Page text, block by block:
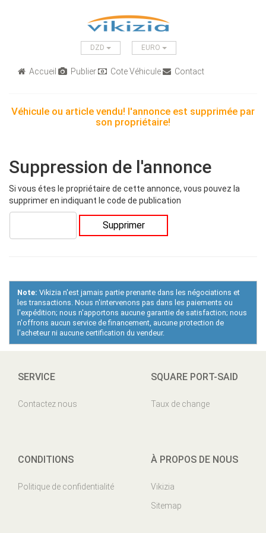
DZD EURO
Accueil Publier Cote Véhicule Contact
Véhicule ou article vendu! l'annonce est supprimée par
son propriétaire!
Suppression de l'annonce
Si vous étes le propriétaire de cette annonce, vous pouvez la
supprimer en indiquant le code de publication
Supprimer
Note: Vikizia n'est jamais partie prenante dans les négociations et
les transactions. Nous n'intervenons pas dans les paiements ou
l'expédition; nous n'apportons aucune garantie de satisfaction; nous
n'offrons aucun service de financement, aucune protection de
l'acheteur ni aucune certification du vendeur.
SERVICE
Contactez nous
SQUARE PORT-SAID
Taux de change
CONDITIONS
Politique de confidentialité
À PROPOS DE NOUS
Vikizia
Sitemap